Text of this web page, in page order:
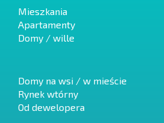
Mieszkania
Apartamenty
Domy / wille
Domy na wsi / w mieście
Rynek wtórny
Od dewelopera